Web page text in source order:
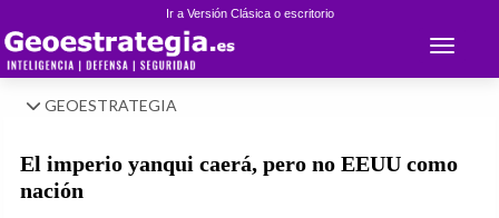
Ir a Versión Clásica o escritorio
Toggle
GEOESTRATEGIA
El imperio yanqui caerá, pero no EEUU como
nación